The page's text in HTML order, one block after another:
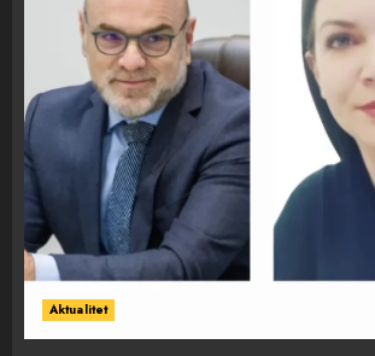
Aktualitet